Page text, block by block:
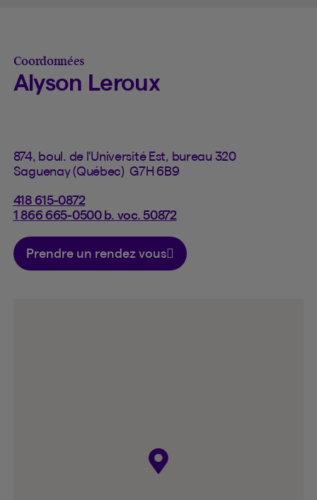
Coordonnées
Alyson Leroux
874, boul. de l'Université Est, bureau 320
Saguenay (Québec) G7H 6B9
418 615-0872
1 866 665-0500 b. voc. 50872
Prendre un rendez vous